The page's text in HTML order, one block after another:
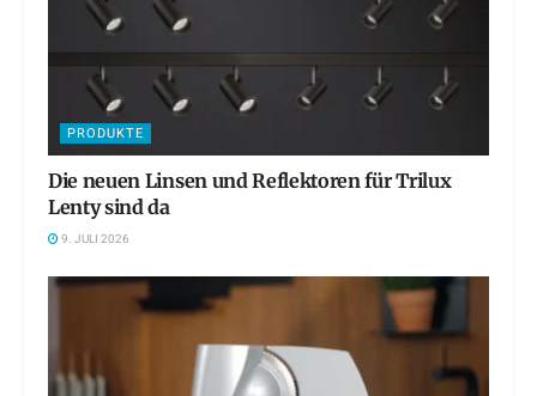
PRODUKTE
Die neuen Linsen und Reflektoren für Trilux
Lenty sind da
9. JULI 2026